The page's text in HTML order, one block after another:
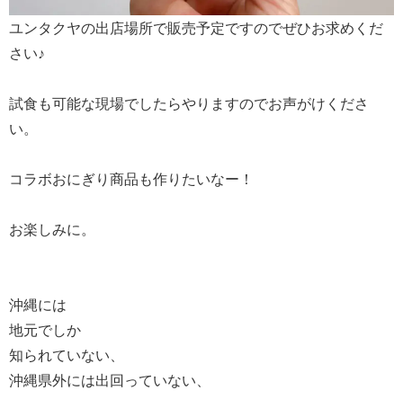
ユンタクヤの出店場所で販売予定ですのでぜひお求めくだ
さい♪
試食も可能な現場でしたらやりますのでお声がけくださ
い。
コラボおにぎり商品も作りたいなー！
お楽しみに。
沖縄には
地元でしか
知られていない、
沖縄県外には出回っていない、